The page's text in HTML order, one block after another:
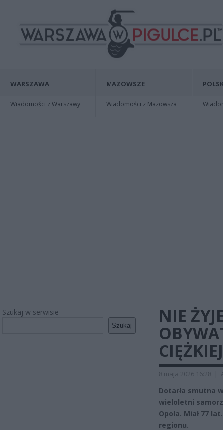
WARSZAWA
Wiadomości z Warszawy
MAZOWSZE
Wiadomości z Mazowsza
Szukaj w serwisie
Szukaj
NIE
8 maja 2026 16:28 |
Dotarła smutna
wieloletni
Opola. Miał 77
regionu.